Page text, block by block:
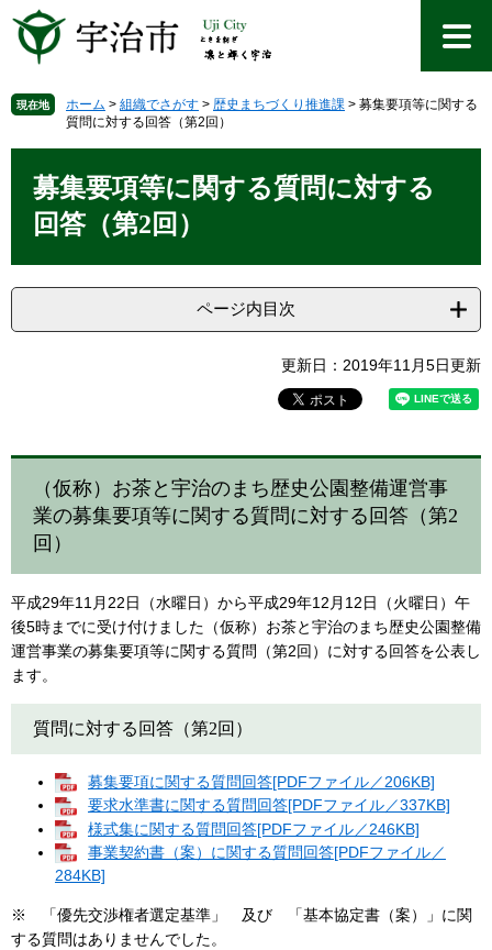
先
で
を
ば
へ
現在地 ホーム > 組織でさがす > 歴史まちづくり推進課 > 募集要項等に関する
質問に対する回答（第2回）
募集要項等に関する質問に対する
回答（第2回）
ページ内目次
更新日：2019年11月5日更新
（仮称）お茶と宇治のまち歴史公園整備運営事
業の募集要項等に関する質問に対する回答（第2
回）
平成29年11月22日（水曜日）から平成29年12月12日（火曜日）午
後5時までに受け付けました（仮称）お茶と宇治のまち歴史公園整備
運営事業の募集要項等に関する質問（第2回）に対する回答を公表し
ます。
質問に対する回答（第2回）
募集要項に関する質問回答[PDFファイル／206KB]
要求水準書に関する質問回答[PDFファイル／337KB]
様式集に関する質問回答[PDFファイル／246KB]
事業契約書（案）に関する質問回答[PDFファイル／
284KB]
※ 「優先交渉権者選定基準」 及び 「基本協定書（案）」に関
する質問はありませんでした。